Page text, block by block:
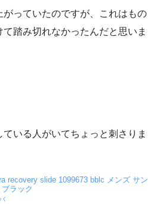
っていたのですが、これはもの
踏み切れなかったんだと思いま
いる人がいてちょっと刺さりま
recovery slide 1099673 bblc メンズ サン
ラック